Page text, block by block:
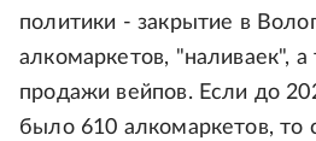
политики - закрытие в
алкомаркетов, "наливаек", а
продажи вейпов. Если до
было 610 алкомаркетов, то